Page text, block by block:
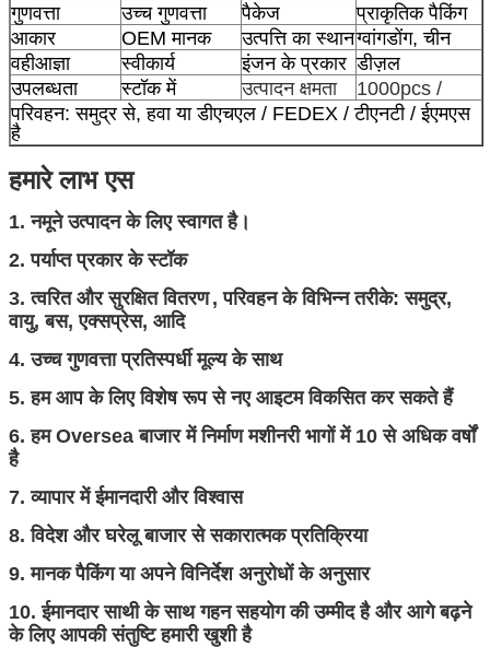
गुणवत्ता
उच्च गुणवत्ता पैकेज
प्राकृतिक पैकिंग
आकार
OEM मानक उत्पत्ति का स्थानग्वांगडोंग, चीन
वहीआज्ञा
स्वीकार्य इंजन के प्रकार डीज़ल
उपलब्धता
स्टॉक में उत्पादन क्षमता
1000pcs /
परिवहन: समुद्र से, हवा या डीएचएल / FEDEX / टीएनटी / ईएमएस
है
हमारे लाभ एस
1. नमूने उत्पादन के लिए स्वागत है।
2. पर्याप्त प्रकार के स्टॉक
3. त्वरित और सुरक्षित वितरण , परिवहन के विभिन्न तरीके: समुद्र,
वायु, बस, एक्सप्रेस, आदि
4. उच्च गुणवत्ता प्रतिस्पर्धी मूल्य के साथ
5. हम आप के लिए विशेष रूप से नए आइटम विकसित कर सकते हैं
6. हम Oversea बाजार में निर्माण मशीनरी भागों में 10 से अधिक वर्षों
है
7. व्यापार में ईमानदारी और विश्वास
8. विदेश और घरेलू बाजार से सकारात्मक प्रतिक्रिया
9. मानक पैकिंग या अपने विनिर्देश अनुरोधों के अनुसार
10. ईमानदार साथी के साथ गहन सहयोग की उम्मीद है और आगे बढ़ने
के लिए आपकी संतुष्टि हमारी खुशी है